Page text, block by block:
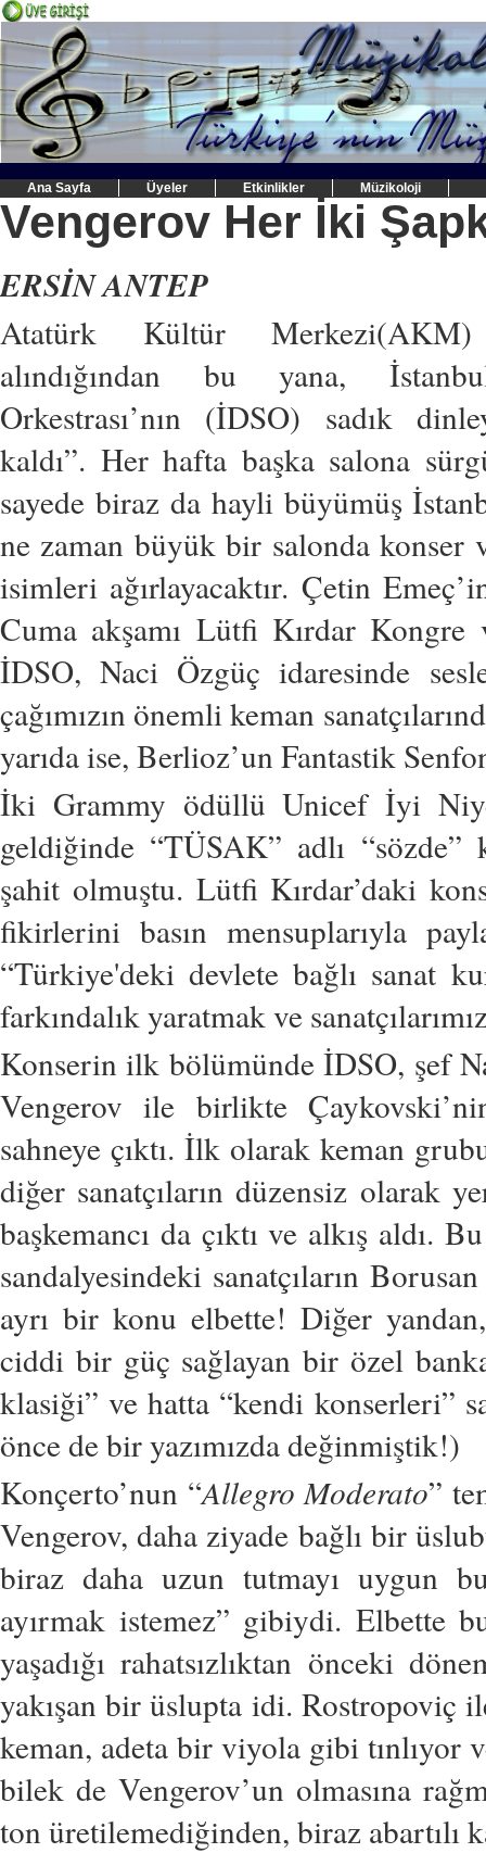
Ana Sayfa Üyeler Etkinlikler Müzikoloji
Vengerov Her İki
ERSİN ANTEP
Atatürk Kültür
alındığından bu yana,
Orkestrası’nın (İDSO) sadık
kaldı”. Her hafta başka salona
sayede biraz da hayli büyümüş
ne zaman büyük bir salonda
isimleri ağırlayacaktır. Çetin
Cuma akşamı Lütfi Kırdar Kongre
İDSO, Naci Özgüç idaresinde
çağımızın önemli keman
yarıda ise, Berlioz’un Fantastik
İki Grammy ödüllü Unicef İyi
geldiğinde “TÜSAK” adlı
şahit olmuştu. Lütfi Kırdar’daki
fikirlerini basın mensuplarıyla
“Türkiye'deki devlete bağlı sanat
farkındalık yaratmak ve
Konserin ilk bölümünde İDSO, şef
Vengerov ile birlikte
sahneye çıktı. İlk olarak keman
diğer sanatçıların düzensiz olarak
başkemancı da çıktı ve alkış aldı.
sandalyesindeki sanatçıların
ayrı bir konu elbette! Diğer
ciddi bir güç sağlayan bir özel
klasiği” ve hatta “kendi konserleri”
önce de bir yazımızda değinmiştik!)
Konçerto’nun “Allegro Moderato”
Vengerov, daha ziyade bağlı bir
biraz daha uzun tutmayı uygun
ayırmak istemez” gibiydi. Elbette
yaşadığı rahatsızlıktan önceki
yakışan bir üslupta idi. Rostropoviç
keman, adeta bir viyola gibi tınlıyor
bilek de Vengerov’un olmasına
ton üretilemediğinden, biraz abartılı